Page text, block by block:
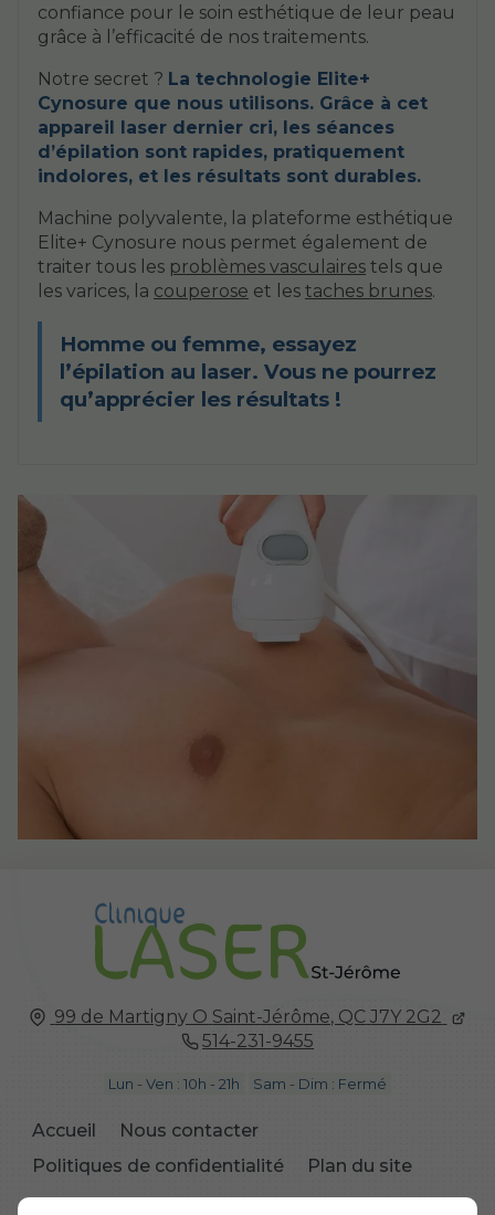
confiance pour le soin esthétique de leur peau
grâce à l’efficacité de nos traitements.
Notre secret ? La technologie Elite+
Cynosure que nous utilisons. Grâce à cet
appareil laser dernier cri, les séances
d’épilation sont rapides, pratiquement
indolores, et les résultats sont durables.
Machine polyvalente, la plateforme esthétique
Elite+ Cynosure nous permet également de
traiter tous les problèmes vasculaires tels que
les varices, la couperose et les taches brunes.
Homme ou femme, essayez
l’épilation au laser. Vous ne pourrez
qu’apprécier les résultats !
99 de Martigny O Saint-Jérôme, QC J7Y 2G2
514-231-9455
Lun - Ven : 10h - 21h Sam - Dim : Fermé
Accueil
Nous contacter
Politiques de confidentialité
Plan du site